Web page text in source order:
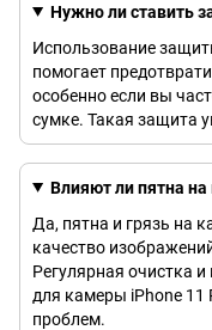
Нужно ли ставить
Использование
помогает
особенно если вы
сумке. Такая защита
Влияют ли пятна
Да, пятна и грязь на
качество
Регулярная очистка
для камеры iPhone 11
проблем.